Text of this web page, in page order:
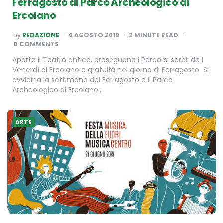
Ercolano
POSTED
BY
by REDAZIONE 6 AGOSTO 2019 2 MINUTE READ
0 COMMENTS
Aperto il Teatro antico, proseguono i Percorsi serali de I
Venerdì di Ercolano e gratuità nel giorno di Ferragosto Si
avvicina la settimana del Ferragosto e il Parco
Archeologico di Ercolano…
ARTE